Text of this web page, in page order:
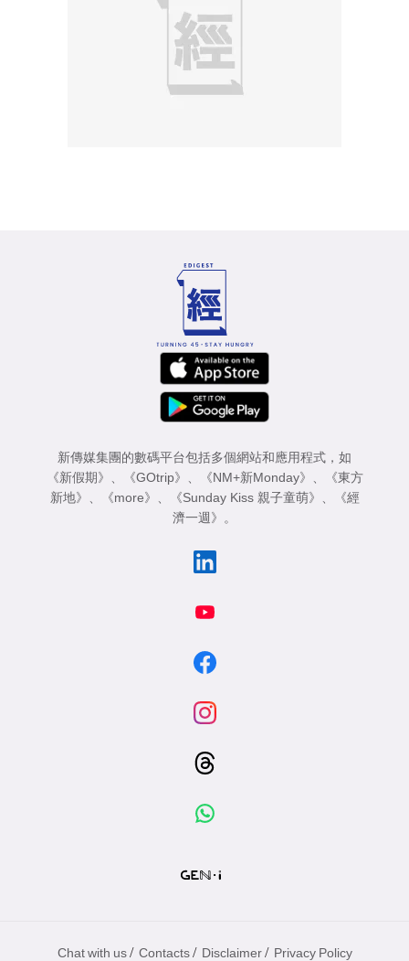
新傳媒集團的數碼平台包括多個網站和應用程式，如
《新假期》
《GOtrip》 《NM+新Monday》
《東方
新地》
《more》 《Sunday Kiss 親子童萌》
《經
濟一週》
。
Chat with us / Contacts / Disclaimer / Privacy Policy